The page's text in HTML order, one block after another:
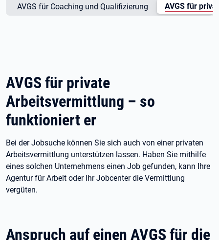
AVGS für Coaching und Qualifizierung AVGS für
AVGS für private
Arbeitsvermittlung – so
funktioniert er
Bei der Jobsuche können Sie sich auch von einer privaten
Arbeitsvermittlung unterstützen lassen. Haben Sie mithilfe
eines solchen Unternehmens einen Job gefunden, kann Ihre
Agentur für Arbeit oder Ihr Jobcenter die Vermittlung
vergüten.
Anspruch auf einen AVGS für die